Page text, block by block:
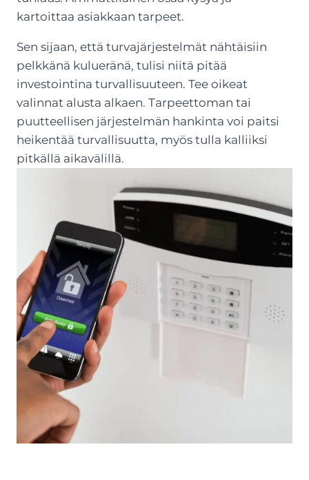
kartoittaa asiakkaan tarpeet.
Sen sijaan, että turvajärjestelmät nähtäisiin
pelkkänä kulueränä, tulisi niitä pitää
investointina turvallisuuteen. Tee oikeat
valinnat alusta alkaen. Tarpeettoman tai
puutteellisen järjestelmän hankinta voi paitsi
heikentää turvallisuutta, myös tulla kalliiksi
pitkällä aikavälillä.